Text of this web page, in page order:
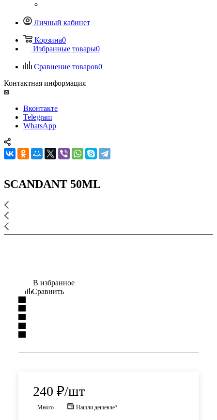
Личный кабинет
Корзина0
Избранные товары0
Сравнение товаров0
Контактная информация
Вконтакте
Telegram
WhatsApp
SCANDANT 50ML
В избранное
Сравнить
240 ₽/шт
Много Нашли дешевле?